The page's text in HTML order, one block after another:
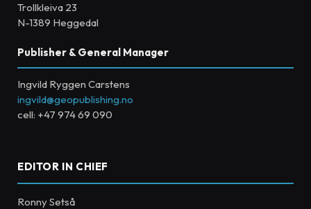
Trollkleiva 23
N-1389 Heggedal
Publisher & General Manager
Ingvild Ryggen Carstens
ingvild@geopublishing.no
cell: +47 974 69 090
EDITOR IN CHIEF
Ronny Setså